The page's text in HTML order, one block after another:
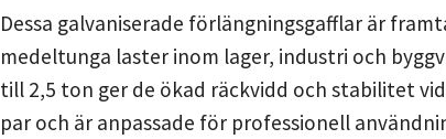
Dessa galvaniserade förlängningsgafflar är
medeltunga laster inom lager, industri och
till 2,5 ton ger de ökad räckvidd och stabilitet
par och är anpassade för professionell